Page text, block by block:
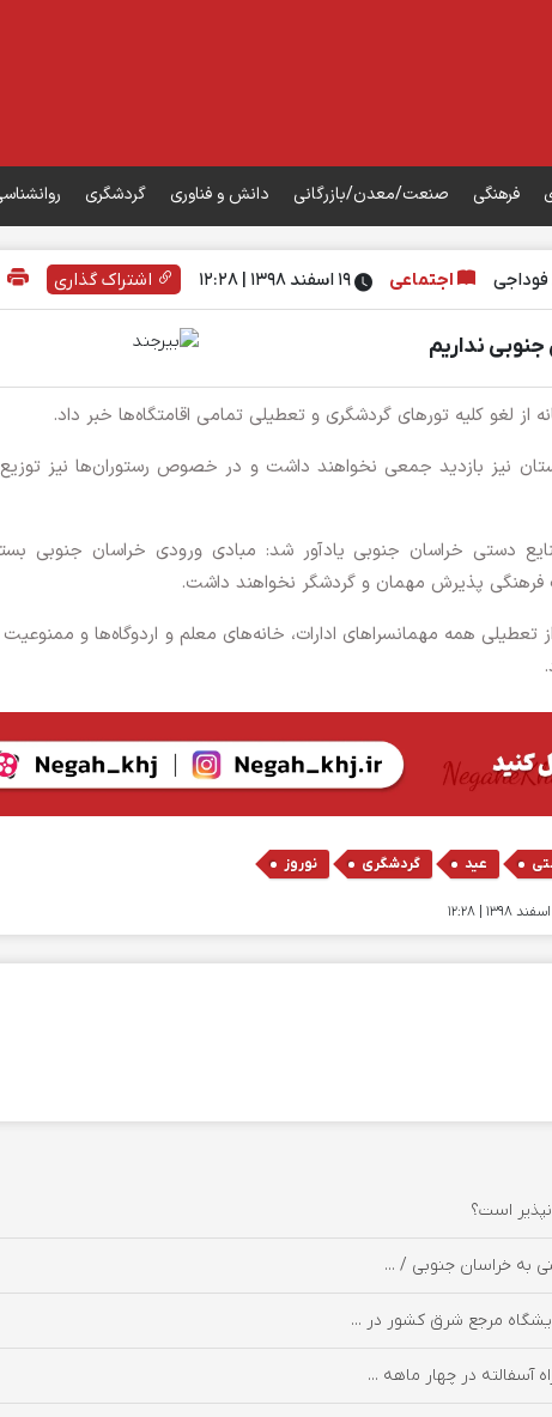
فرهنگی صنعت/معدن/بازرگانی دانش و فناوری گردشگری
اجتماعی ۱۹ اسفند ۱۳۹۸ | 12:28 اشتراک گذاری
نداریم
لغو کلیه تورهای گردشگری و تعطیلی تمامی اقامتگاه‌ها خبر داد.
نیز بازدید جمعی نخواهند داشت و در خصوص رستوران‌ها نیز
دستی خراسان جنوبی یادآور شد: مبادی ورودی خراسان جنوبی
فرهنگی پذیرش مهمان و گردشگر نخواهند داشت.
همه مهمانسراهای ادارات، خانه‌های معلم و اردوگاه‌ها و
, عید , گردشگری , نوروز
است؟
مرجع شرق کشور در ...